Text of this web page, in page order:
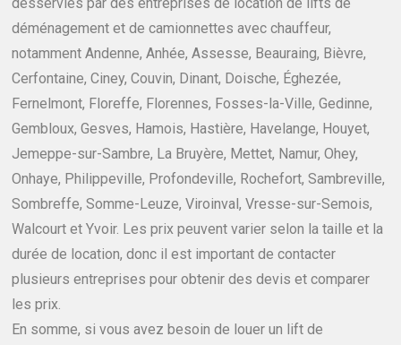
déménagement et de camionnettes avec chauffeur,
notamment Andenne, Anhée, Assesse, Beauraing, Bièvre,
Cerfontaine, Ciney, Couvin, Dinant, Doische, Éghezée,
Fernelmont, Floreffe, Florennes, Fosses-la-Ville, Gedinne,
Gembloux, Gesves, Hamois, Hastière, Havelange, Houyet,
Jemeppe-sur-Sambre, La Bruyère, Mettet, Namur, Ohey,
Onhaye, Philippeville, Profondeville, Rochefort, Sambreville,
Sombreffe, Somme-Leuze, Viroinval, Vresse-sur-Semois,
Walcourt et Yvoir. Les prix peuvent varier selon la taille et la
durée de location, donc il est important de contacter
plusieurs entreprises pour obtenir des devis et comparer
les prix.
En somme, si vous avez besoin de louer un lift de